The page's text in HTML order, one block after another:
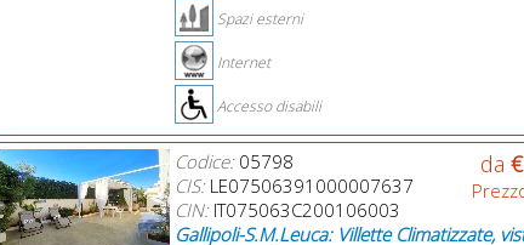
Spazi esterni
Internet
Accesso disabili
da
Codice:05798
CIS:LE07506391000007637
CIN:IT075063C200106003
Gallipoli-S.M.Leuca: Villette Climatizzate,